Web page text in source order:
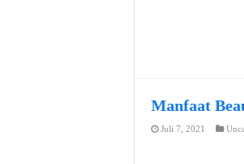
Manfaat
Juli 7, 2021